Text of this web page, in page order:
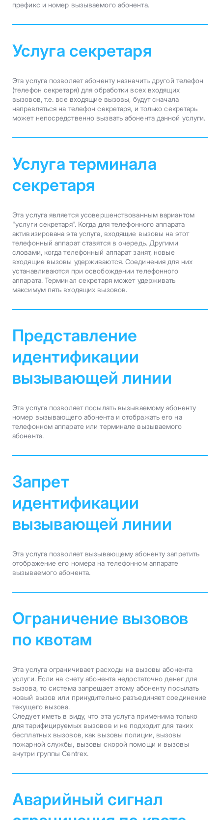
префикс и номер вызываемого абонента.
Услуга секретаря
Эта услуга позволяет абоненту назначить другой телефон
(телефон секретаря) для обработки всех входящих
вызовов, т.е. все входящие вызовы, будут сначала
направляться на телефон секретаря, и только секретарь
может непосредственно вызвать абонента данной услуги.
Услуга терминала
секретаря
Эта услуга является усовершенствованным вариантом
"услуги секретаря". Когда для телефонного аппарата
активизирована эта услуга, входящие вызовы на этот
телефонный аппарат ставятся в очередь. Другими
словами, когда телефонный аппарат занят, новые
входящие вызовы удерживаются. Соединения для них
устанавливаются при освобождении телефонного
аппарата. Терминал секретаря может удерживать
максимум пять входящих вызовов.
Представление
идентификации
вызывающей линии
Эта услуга позволяет посылать вызываемому абоненту
номер вызывающего абонента и отображать его на
телефонном аппарате или терминале вызываемого
абонента.
Запрет
идентификации
вызывающей линии
Эта услуга позволяет вызывающему абоненту запретить
отображение его номера на телефонном аппарате
вызываемого абонента.
Ограничение вызовов
по квотам
Эта услуга ограничивает расходы на вызовы абонента
услуги. Если на счету абонента недостаточно денег для
вызова, то система запрещает этому абоненту посылать
новый вызов или принудительно разъединяет соединение
текущего вызова.
Следует иметь в виду, что эта услуга применима только
для тарифицируемых вызовов и не подходит для таких
бесплатных вызовов, как вызовы полиции, вызовы
пожарной службы, вызовы скорой помощи и вызовы
внутри группы Centrex.
Аварийный сигнал